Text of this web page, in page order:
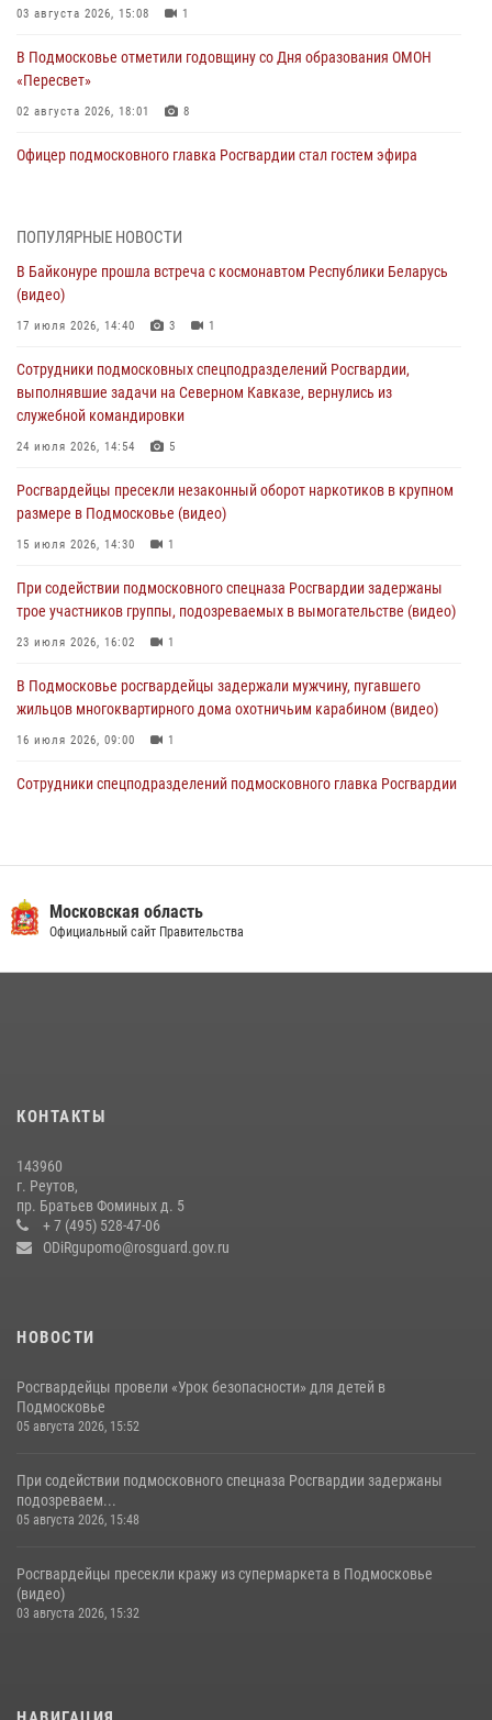
03 августа 2026, 15:08 1
В Подмосковье отметили годовщину со Дня образования ОМОН
«Пересвет»
02 августа 2026, 18:01 8
Офицер подмосковного главка Росгвардии стал гостем эфира
крупную сумму в Подмосковье
31 июля 2026, 13:00
действиях в Подмосковье (видео)
В Главном управлении Росгвардии по Московской области
образования региональной общественной организации ветеранов
войск правопорядка (видео)
30 июля 2026, 13:00 5
Росгвардейцы задержали нетрезвую автоледи в Подмосковье
30 июля 2026, 08:00
ПОПУЛЯРНЫЕ НОВОСТИ
В Байконуре прошла встреча с космонавтом Республики Беларусь
(видео)
17 июля 2026, 14:40 3 1
Сотрудники подмосковных спецподразделений Росгвардии,
выполнявшие задачи на Северном Кавказе, вернулись из
служебной командировки
24 июля 2026, 14:54 5
Росгвардейцы пресекли незаконный оборот наркотиков в крупном
размере в Подмосковье (видео)
15 июля 2026, 14:30 1
При содействии подмосковного спецназа Росгвардии задержаны
трое участников группы, подозреваемых в вымогательстве (видео)
23 июля 2026, 16:02 1
В Подмосковье росгвардейцы задержали мужчину, пугавшего
жильцов многоквартирного дома охотничьим карабином (видео)
16 июля 2026, 09:00 1
Сотрудники спецподразделений подмосковного главка Росгвардии
федеральном розыске (видео)
22 июля 2026, 14:15 1
22 июля 2026, 14:27
сотрудников спецподразделений в преодолении полосы
препятствий со стрельбой
14 июля 2026, 15:13
Московская область
Официальный сайт Правительства
КОНТАКТЫ
143960
г. Реутов,
пр. Братьев Фоминых д. 5
+ 7 (495) 528-47-06
ODiRgupomo@rosguard.gov.ru
НОВОСТИ
Росгвардейцы провели «Урок безопасности» для детей в
Подмосковье
05 августа 2026, 15:52
При содействии подмосковного спецназа Росгвардии задержаны
подозреваем...
05 августа 2026, 15:48
Росгвардейцы пресекли кражу из супермаркета в Подмосковье
(видео)
03 августа 2026, 15:32